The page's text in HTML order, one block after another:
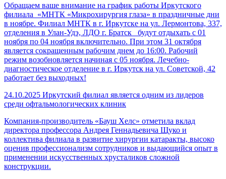
Обращаем ваше внимание на график работы Иркутского
филиала «МНТК «Микрохирургия глаза» в праздничные дни
в ноябре. Филиал МНТК в г. Иркутске на ул. Лермонтова, 337,
отделения в Улан-Удэ, ЛДО г. Братск будут отдыхать с 01
ноября по 04 ноября включительно. При этом 31 октября
является сокращенным рабочим днем до 16:00. Рабочий
режим возобновляется начиная с 05 ноября. Лечебно-
диагностическое отделение в г. Иркутск на ул. Советской, 42
работает без выходных!
24.10.2025 Иркутский филиал является одним из лидеров
среди офтальмологических клиник
Компания-производитель «Бауш Хелс» отметила вклад
директора профессора Андрея Геннадьевича Щуко и
коллектива филиала в развитие хирургии катаракты, высоко
оценив профессионализм сотрудников и выдающийся опыт в
применении искусственных хрусталиков сложной
конструкции.